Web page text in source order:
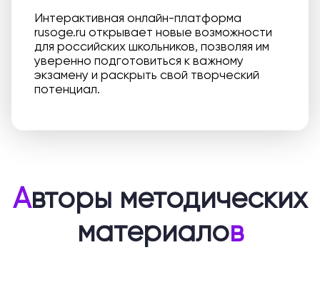
Интерактивная онлайн-платформа
rusoge.ru открывает новые возможности
для российских школьников, позволяя им
уверенно подготовиться к важному
экзамену и раскрыть свой творческий
потенциал.
Авторы методических
материалов